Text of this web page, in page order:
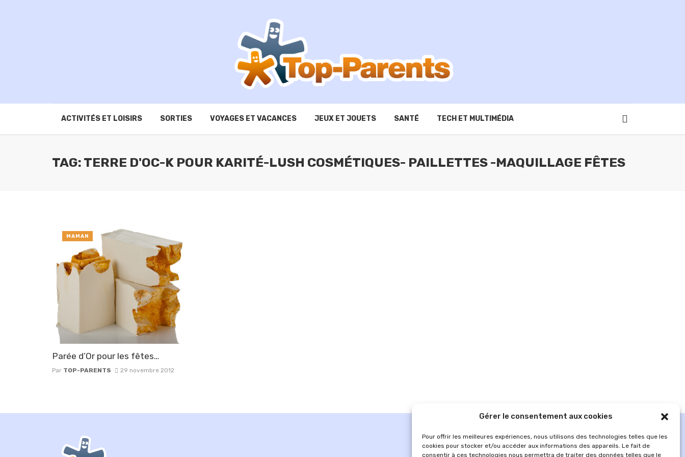
Gérer le consentement aux cookies
Pour offrir les meilleures expériences, nous utilisons des technologies telles que les
cookies pour stocker et/ou accéder aux informations des appareils. Le fait de
consentir à ces technologies nous permettra de traiter des données telles que le
ACTIVITÉS ET LOISIRS SORTIES VOYAGES ET VACANCES JEUX ET JOUETS SANTÉ TECH ET MULTIMÉDIA
TAG: TERRE D'OC-K POUR KARITÉ-LUSH COSMÉTIQUES- PAILLETTES -MAQUILLAGE FÊTES
Parée d’Or pour les fêtes…
Par TOP-PARENTS 29 novembre 2012
MAMAN